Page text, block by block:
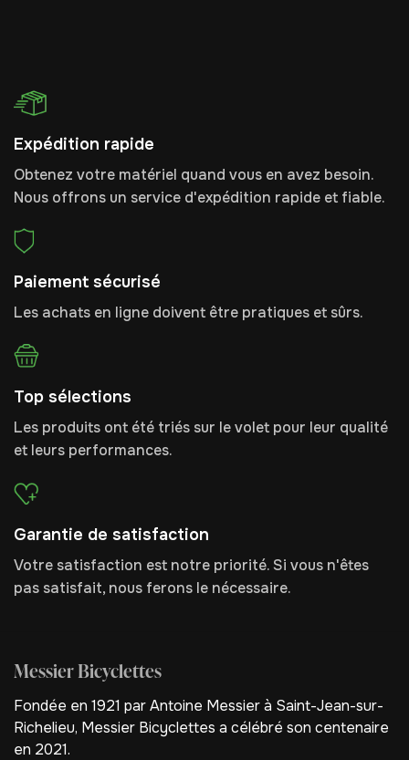
Expédition rapide
Obtenez votre matériel quand vous en avez besoin.
Nous offrons un service d'expédition rapide et fiable.
Paiement sécurisé
Les achats en ligne doivent être pratiques et sûrs.
Top sélections
Les produits ont été triés sur le volet pour leur qualité
et leurs performances.
Garantie de satisfaction
Votre satisfaction est notre priorité. Si vous n'êtes
pas satisfait, nous ferons le nécessaire.
Messier Bicyclettes
Fondée en 1921 par Antoine Messier à Saint-Jean-sur-
Richelieu, Messier Bicyclettes a célébré son centenaire
en 2021.